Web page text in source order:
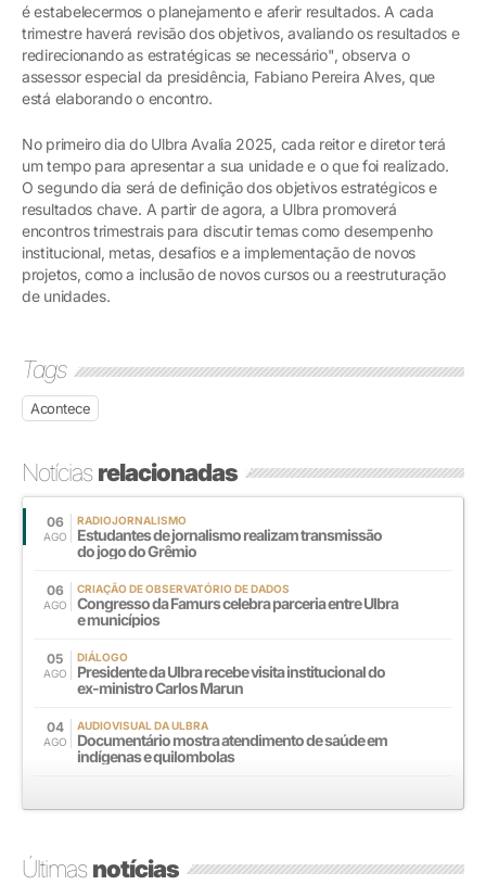
é estabelecermos o planejamento e aferir resultados. A cada
trimestre haverá revisão dos objetivos, avaliando os resultados e
redirecionando as estratégicas se necessário", observa o
assessor especial da presidência, Fabiano Pereira Alves, que
está elaborando o encontro.
No primeiro dia do Ulbra Avalia 2025, cada reitor e diretor terá
um tempo para apresentar a sua unidade e o que foi realizado.
O segundo dia será de definição dos objetivos estratégicos e
resultados chave. A partir de agora, a Ulbra promoverá
encontros trimestrais para discutir temas como desempenho
institucional, metas, desafios e a implementação de novos
projetos, como a inclusão de novos cursos ou a reestruturação
de unidades.
Tags
Acontece
Notíciasrelacionadas
06
AGO
RADIOJORNALISMO
Estudantes de jornalismo realizam transmissão
do jogo do Grêmio
06
AGO
CRIAÇÃO DE OBSERVATÓRIO DE DADOS
Congresso da Famurs celebra parceria entre Ulbra
e municípios
05
AGO
DIÁLOGO
Presidente da Ulbra recebe visita institucional do
ex-ministro Carlos Marun
04
AGO
AUDIOVISUAL DA ULBRA
Documentário mostra atendimento de saúde em
indígenas e quilombolas
Últimasnotícias